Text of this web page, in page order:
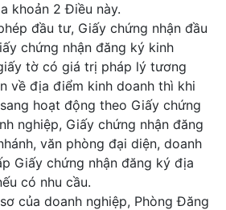
khoản 2 Điều này.
đầu tư, Giấy chứng nhận đầu
chứng nhận đăng ký kinh
tờ có giá trị pháp lý tương
về địa điểm kinh doanh thì khi
hoạt động theo Giấy chứng
nghiệp, Giấy chứng nhận đăng
văn phòng đại diện, doanh
Giấy chứng nhận đăng ký địa
có nhu cầu.
của doanh nghiệp, Phòng Đăng